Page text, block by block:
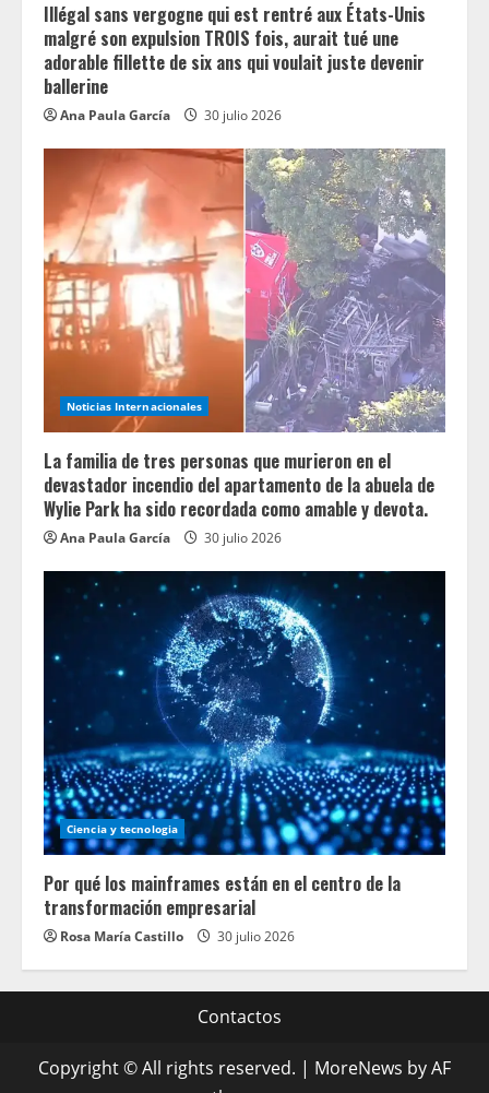
Illégal sans vergogne qui est rentré aux États-Unis
malgré son expulsion TROIS fois, aurait tué une
adorable fillette de six ans qui voulait juste devenir
ballerine
Ana Paula García 30 julio 2026
Noticias Internacionales
La familia de tres personas que murieron en el
devastador incendio del apartamento de la abuela de
Wylie Park ha sido recordada como amable y devota.
Ana Paula García 30 julio 2026
Ciencia y tecnologia
Por qué los mainframes están en el centro de la
transformación empresarial
Rosa María Castillo 30 julio 2026
Contactos
Copyright © All rights reserved. | MoreNews by AF